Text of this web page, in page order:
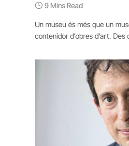
9 Mins Read
Un museu és més que un
contenidor d’obres d’art.